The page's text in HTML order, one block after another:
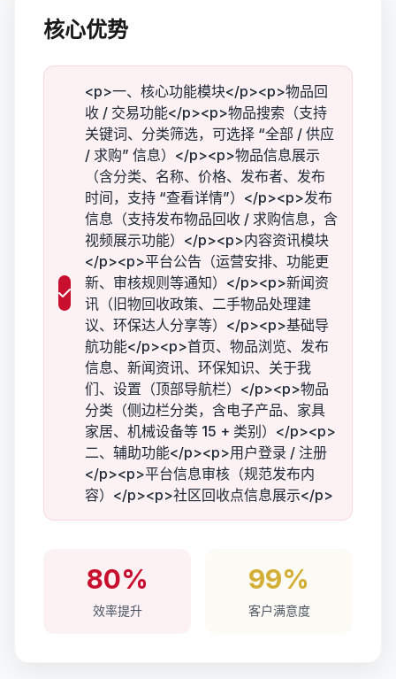
核心优势
<p>一、核心功能模块</p><p>物品回
收 / 交易功能</p><p>物品搜索（支持
关键词、分类筛选，可选择 “全部 / 供应
/ 求购” 信息）</p><p>物品信息展示
（含分类、名称、价格、发布者、发布
时间，支持 “查看详情”）</p><p>发布
信息（支持发布物品回收 / 求购信息，含
视频展示功能）</p><p>内容资讯模块
</p><p>平台公告（运营安排、功能更
新、审核规则等通知）</p><p>新闻资
讯（旧物回收政策、二手物品处理建
议、环保达人分享等）</p><p>基础导
航功能</p><p>首页、物品浏览、发布
信息、新闻资讯、环保知识、关于我
们、设置（顶部导航栏）</p><p>物品
分类（侧边栏分类，含电子产品、家具
家居、机械设备等 15 + 类别）</p><p>
二、辅助功能</p><p>用户登录 / 注册
</p><p>平台信息审核（规范发布内
容）</p><p>社区回收点信息展示</p>
80%
效率提升
99%
客户满意度